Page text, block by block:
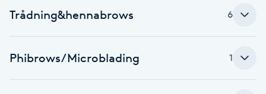
F
Faceliftmassage
Trådning&hennabrows 6
Phibrows/Microblading 1